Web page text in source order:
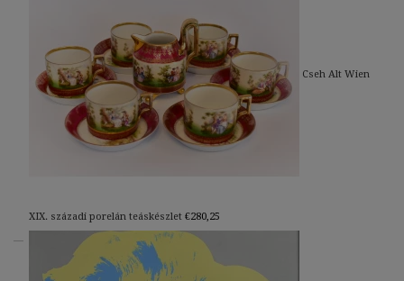
Cseh Alt Wien
XIX. századi porelán teáskészlet €280,25